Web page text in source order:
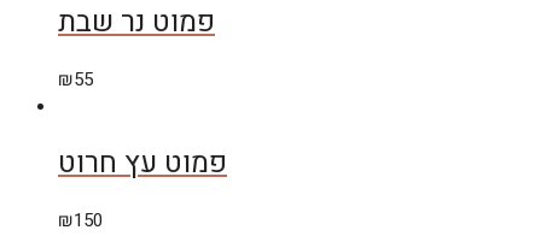
פמוט נר שבת
₪55
פמוט עץ חרוט
₪150